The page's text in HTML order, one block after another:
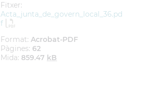
Fitxer:
Acta_junta_de_govern_local_36.pd
f
Format: Acrobat-PDF
Pàgines: 62
Mida: 859.47 kB